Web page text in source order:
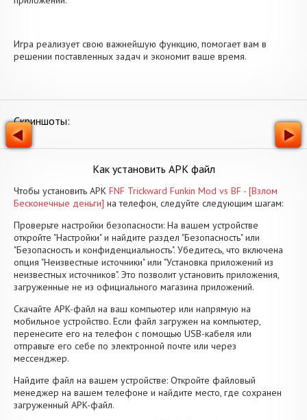
Игра реализует свою важнейшую функцию, помогает вам в
решении поставленных задач и экономит ваше время.
Скриншоты:
Как установить APK файл
Чтобы установить APK FNF Trickward Funkin Mod vs BF - [Взлом
Бесконечные деньги] на телефон, следуйте следующим шагам:
Проверьте настройки безопасности: На вашем устройстве
откройте "Настройки" и найдите раздел "Безопасность" или
"Безопасность и конфиденциальность". Убедитесь, что включена
опция "Неизвестные источники" или "Установка приложений из
неизвестных источников". Это позволит установить приложения,
загруженные не из официального магазина приложений.
Скачайте APK-файл на ваш компьютер или напрямую на
мобильное устройство. Если файл загружен на компьютер,
перенесите его на телефон с помощью USB-кабеля или
отправьте его себе по электронной почте или через
мессенджер.
Найдите файл на вашем устройстве: Откройте файловый
менеджер на вашем телефоне и найдите место, где сохранен
загруженный APK-файл.